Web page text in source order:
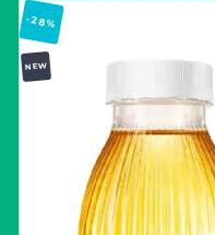
-28%
NEW